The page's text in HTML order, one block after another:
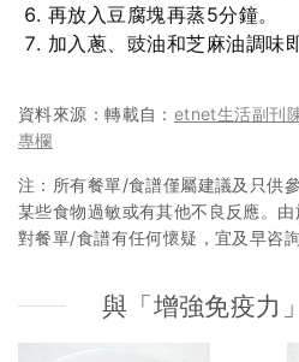
再放入豆腐塊再蒸5分鐘。
加入蔥、豉油和芝麻油調味
資料來源：轉載自： etnet生活副刊
專欄
注：所有餐單/食譜僅屬建議及只供
某些食物過敏或有其他不良反應。
對餐單/食譜有任何懷疑，宜及早咨
與「增強免疫力